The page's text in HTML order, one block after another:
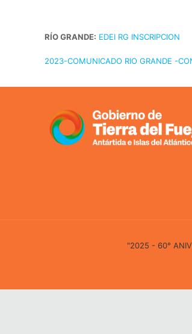
RÍO GRANDE: EDEI RG INSCRIPCION
2023-COMUNICADO RIO GRANDE -
"2025 - 60°